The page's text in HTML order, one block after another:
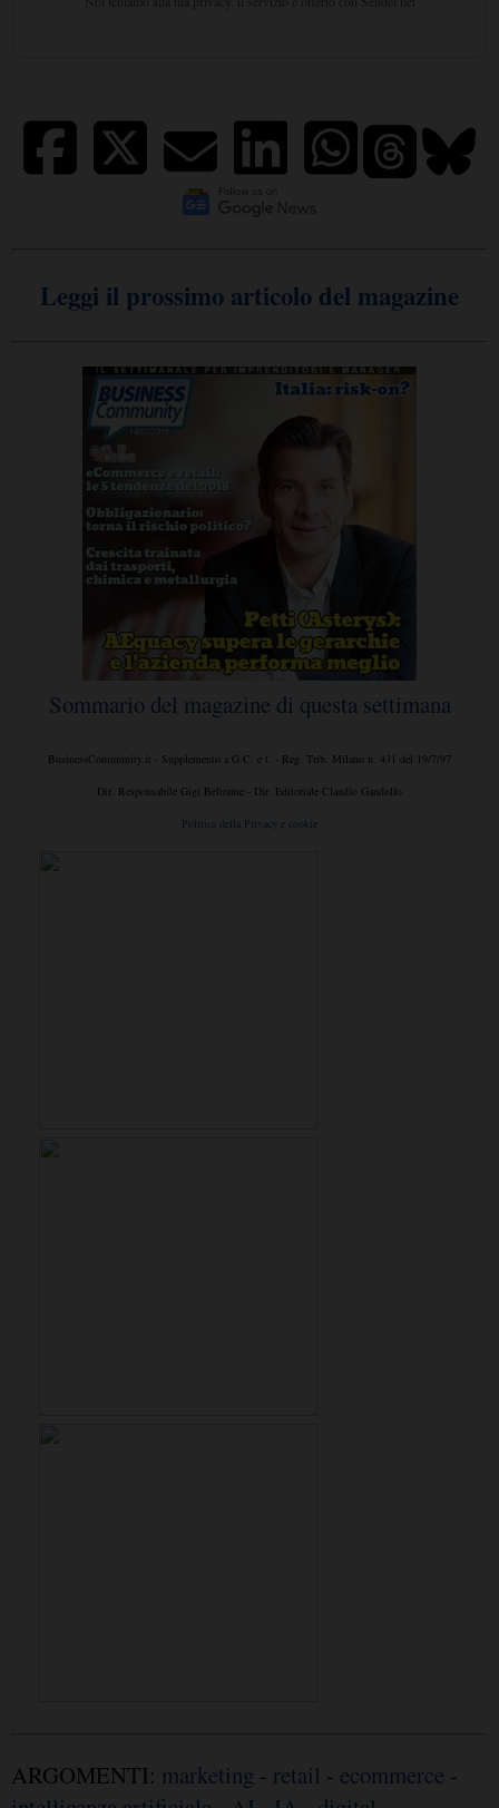
Leggi il prossimo articolo del magazine
Sommario del magazine di questa settimana
BusinessCommunity.it - Supplemento a G.C. e t. - Reg. Trib. Milano n. 431 del 19/7/97
Dir. Responsabile Gigi Beltrame - Dir. Editoriale Claudio Gandolfo
Politica della Privacy e cookie
ARGOMENTI: marketing - retail - ecommerce -